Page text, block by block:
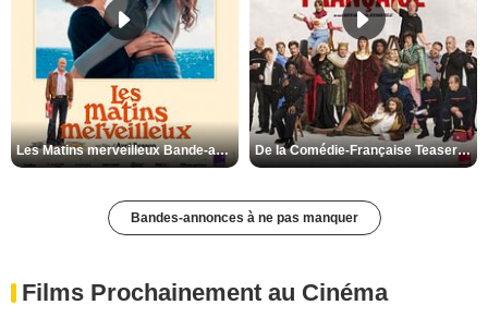
Les Matins merveilleux Bande-annonce VF De la Comédie-Française Teaser VF
Bandes-annonces à ne pas manquer
Films Prochainement au Cinéma